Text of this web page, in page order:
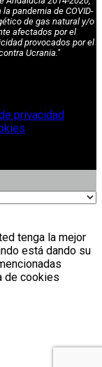
pandemia de COVID-
de gas natural y/o
afectados por el
provocados por el
Ucrania."
privacidad
tenga la mejor
está dando su
de cookies